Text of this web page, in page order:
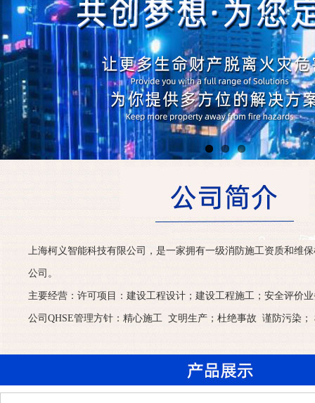
上海柯义智能科技有限公司，是一家拥有一级消防施工资质和维
公司。
主要经营：许可项目：建设工程设计；建设工程施工；安全评价
公司QHSE管理方针：精心施工 文明生产；杜绝事故 谨防污染